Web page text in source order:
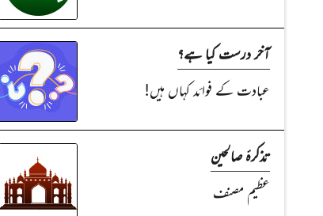
آخر درست کیا ہے؟
عبادت کے فوائد کہاں ہیں!
تذکرۂ صالحین
عظیم مصنف